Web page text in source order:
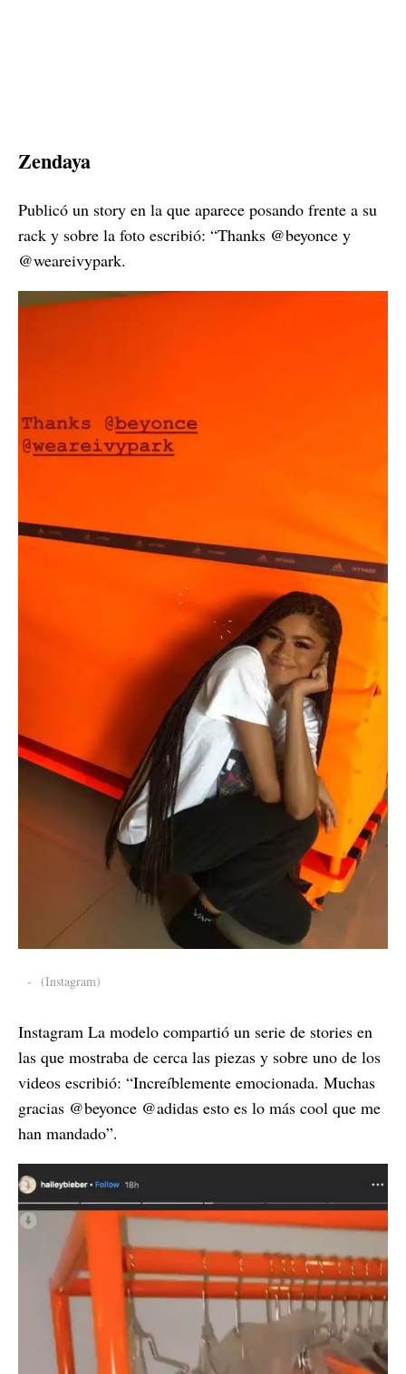
Zendaya
Publicó un story en la que aparece posando frente a su
rack y sobre la foto escribió: “Thanks @beyonce y
@weareivypark.
- (Instagram)
Instagram La modelo compartió un serie de stories en
las que mostraba de cerca las piezas y sobre uno de los
videos escribió: “Increíblemente emocionada. Muchas
gracias @beyonce @adidas esto es lo más cool que me
han mandado”.